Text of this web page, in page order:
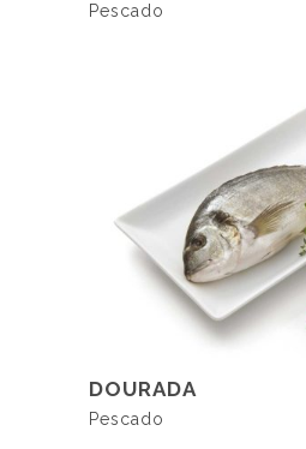
Pescado
DOURADA
Pescado